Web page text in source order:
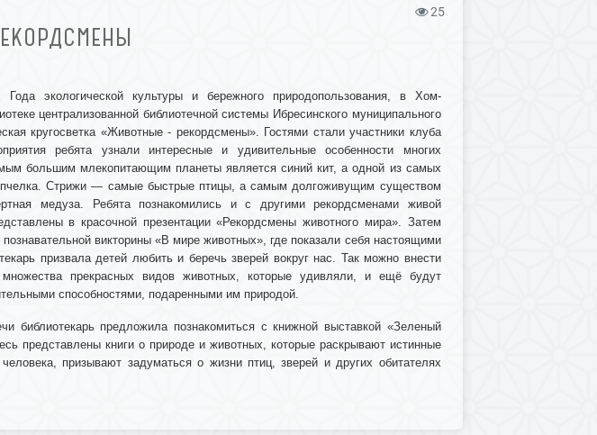
25
экологической культуры и бережного природопользования, в Хом-
централизованной библиотечной системы Ибресинского муниципального
кругосветка «Животные - рекордсмены». Гостями стали участники клуба
ребята узнали интересные и удивительные особенности многих
большим млекопитающим планеты является синий кит, а одной из самых
Стрижи — самые быстрые птицы, а самым долгоживущим существом
медуза. Ребята познакомились и с другими рекордсменами живой
в красочной презентации «Рекордсмены животного мира». Затем
викторины «В мире животных», где показали себя настоящими
призвала детей любить и беречь зверей вокруг нас. Так можно внести
прекрасных видов животных, которые удивляли, и ещё будут
способностями, подаренными им природой.
библиотекарь предложила познакомиться с книжной выставкой «Зеленый
представлены книги о природе и животных, которые раскрывают истинные
призывают задуматься о жизни птиц, зверей и других обитателях